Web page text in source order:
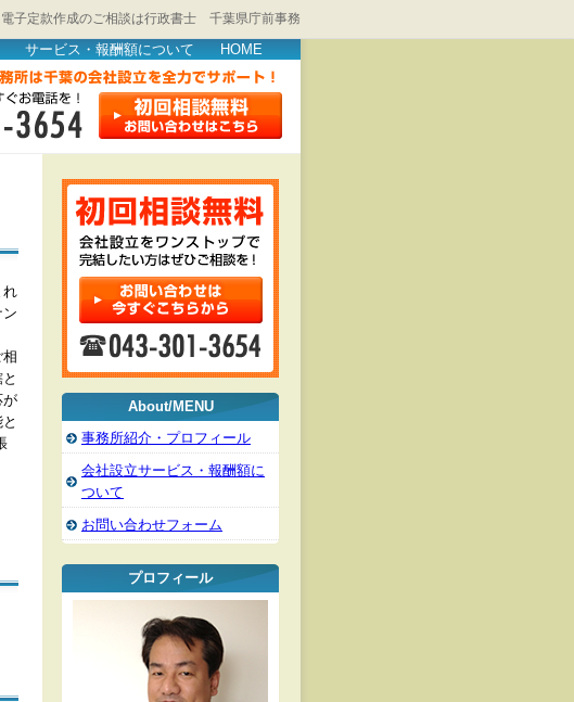
子定款作成のご相談は行政書士 千葉県庁前事務
サービス・報酬額について HOME
れ
が
About/MENU
事務所紹介・プロフィール
会社設立サービス・報酬額に
ついて
お問い合わせフォーム
プロフィール